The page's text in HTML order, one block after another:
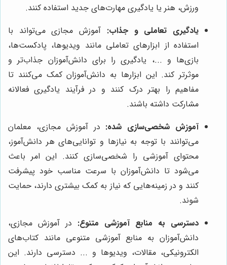
ورزش، هنر یا یادگیری مهارت‌های جدید استفاده کنند.
یادگیری تعاملی و جذاب: آموزش مجازی می‌تواند با
استفاده از ابزارهای تعاملی مانند ویدیوها، پادکست‌ها،
بازی‌ها و ...، یادگیری را برای دانش‌آموزان جذاب‌تر و
موثرتر کند. این ابزارها به دانش‌آموزان کمک می‌کنند تا
مفاهیم را بهتر درک کنند و در فرآیند یادگیری فعالانه
مشارکت داشته باشند.
آموزش شخصی‌سازی شده: در آموزش مجازی، معلمان
می‌توانند با توجه به نیازها و توانایی‌های هر دانش‌آموز،
محتوای آموزشی را شخصی‌سازی کنند. این امر باعث
می‌شود تا دانش‌آموزان با سرعت مناسب خود پیشرفت
کنند و در زمینه‌هایی که نیاز به کمک بیشتری دارند، حمایت
شوند.
دسترسی به منابع آموزشی متنوع: در آموزش مجازی،
دانش‌آموزان به منابع آموزشی متنوعی مانند کتاب‌های
الکترونیکی، مقالات، ویدیوها و ... دسترسی دارند. این